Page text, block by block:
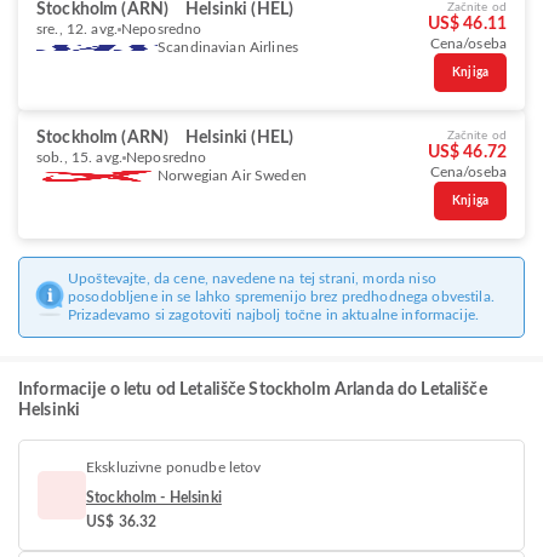
Stockholm (ARN) Helsinki (HEL)
sre., 12. avg. Neposredno
Scandinavian Airlines
Začnite od
US$ 46.11
Cena/oseba
Knjiga
Stockholm (ARN) Helsinki (HEL)
sob., 15. avg. Neposredno
Norwegian Air Sweden
Začnite od
US$ 46.72
Cena/oseba
Knjiga
Upoštevajte, da cene, navedene na tej strani, morda niso
posodobljene in se lahko spremenijo brez predhodnega obvestila.
Prizadevamo si zagotoviti najbolj točne in aktualne informacije.
Informacije o letu od Letališče Stockholm Arlanda do Letališče
Helsinki
Ekskluzivne ponudbe letov
Stockholm - Helsinki
US$ 36.32